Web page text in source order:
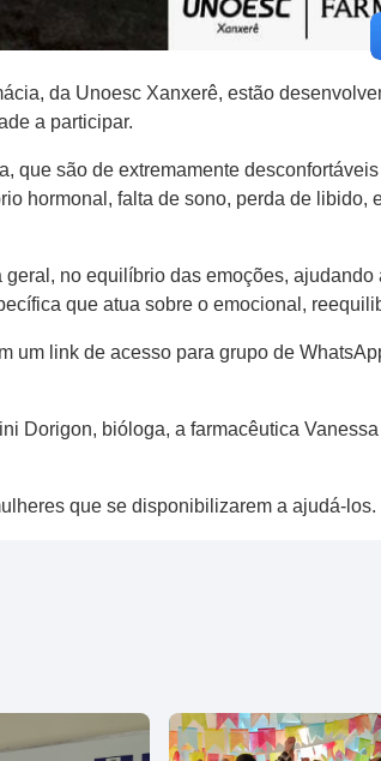
da Unoesc Xanxerê, estão
a participar.
que são de extremamente
hormonal, falta de sono, perda de libido,
no equilíbrio das emoções, ajudando
que atua sobre o emocional,
um link de acesso para grupo de
Dorigon, bióloga, a farmacêutica
que se disponibilizarem a ajudá-los.